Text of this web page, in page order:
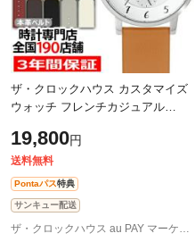
ザ・クロックハウス カスタマイズ
ウォッチ フレンチカジュアル
ソーラー 革ベルト ホワイト 24時
間計
19,800円
送料無料
Pontaパス特典
サンキュー配送